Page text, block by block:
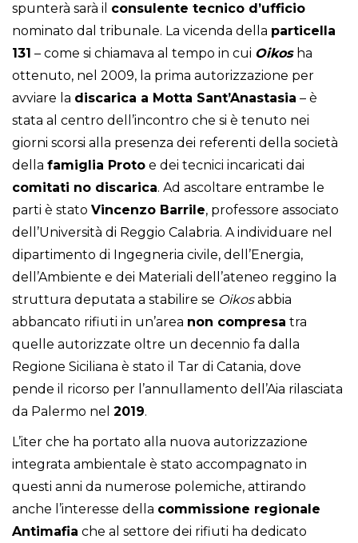
spunterà sarà il consulente tecnico d’ufficio
nominato dal tribunale. La vicenda della particella
131 – come si chiamava al tempo in cui Oikos ha
ottenuto, nel 2009, la prima autorizzazione per
avviare la discarica a Motta Sant’Anastasia – è
stata al centro dell’incontro che si è tenuto nei
giorni scorsi alla presenza dei referenti della società
della famiglia Proto e dei tecnici incaricati dai
comitati no discarica. Ad ascoltare entrambe le
parti è stato Vincenzo Barrile, professore associato
dell’Università di Reggio Calabria. A individuare nel
dipartimento di Ingegneria civile, dell’Energia,
dell’Ambiente e dei Materiali dell’ateneo reggino la
struttura deputata a stabilire se Oikosabbia
abbancato rifiuti in un’area non compresa tra
quelle autorizzate oltre un decennio fa dalla
Regione Siciliana è stato il Tar di Catania, dove
pende il ricorso per l’annullamento dell’Aia rilasciata
da Palermo nel 2019.
L’iter che ha portato alla nuova autorizzazione
integrata ambientale è stato accompagnato in
questi anni da numerose polemiche, attirando
anche l’interesse della commissione regionale
Antimafia che al settore dei rifiuti ha dedicato